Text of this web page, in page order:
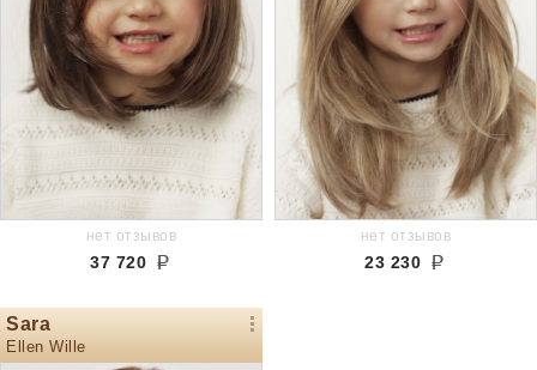
нет отзывов
37 720
нет отзывов
23 230
Sara
Ellen Wille